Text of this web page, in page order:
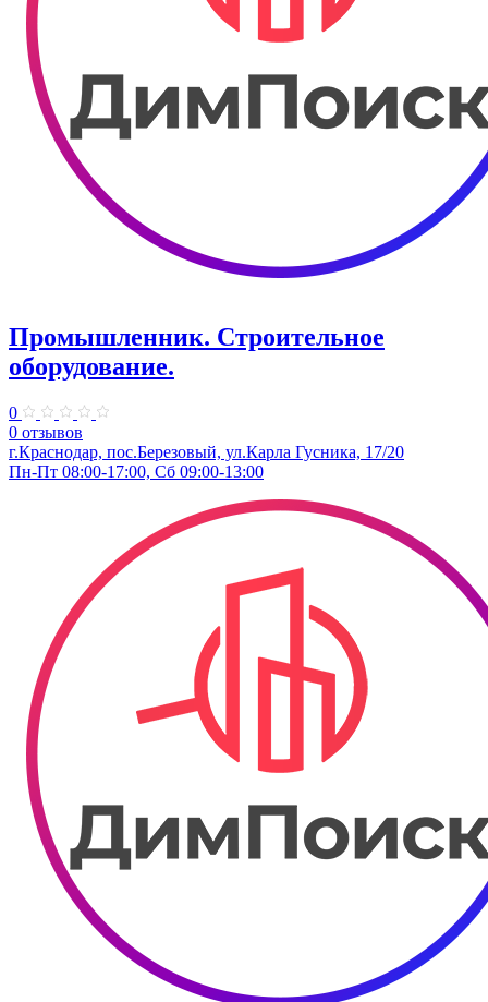
Промышленник. Строительное
оборудование.
0
0 отзывов
г.Краснодар, пос.Березовый, ул.Карла Гусника, 17/20
Пн-Пт 08:00-17:00, Сб 09:00-13:00